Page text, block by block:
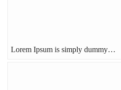
Lorem Ipsum is simply dummy…